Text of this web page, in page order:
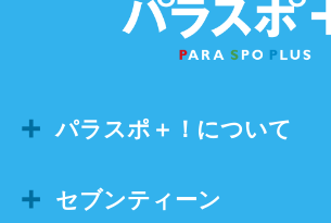
パラスポ＋！について
セブンティーン